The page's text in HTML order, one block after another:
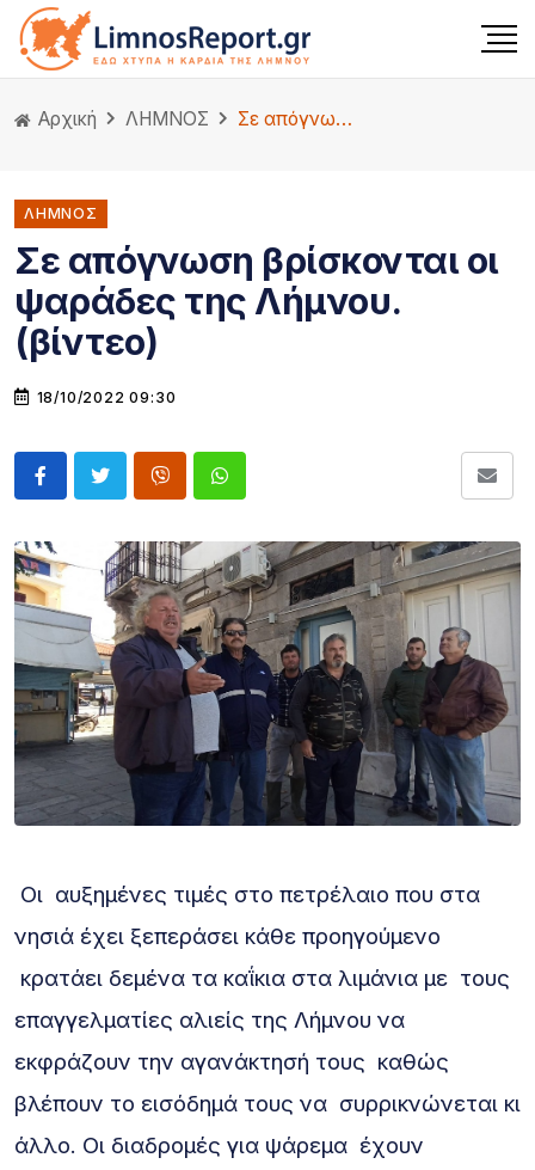
Αρχική ΛΗΜΝΟΣ Σε απόγνωση βρίσκονται οι ψαράδες της Λήμνου.(βίντεο)
ΛΗΜΝΟΣ
Σε απόγνωση βρίσκονται οι
ψαράδες της Λήμνου.
(βίντεο)
18/10/2022 09:30
Οι αυξημένες τιμές στο πετρέλαιο που στα
νησιά έχει ξεπεράσει κάθε προηγούμενο
κρατάει δεμένα τα καΐκια στα λιμάνια με τους
επαγγελματίες αλιείς της Λήμνου να
εκφράζουν την αγανάκτησή τους καθώς
βλέπουν το εισόδημά τους να συρρικνώνεται κι
άλλο. Οι διαδρομές για ψάρεμα έχουν